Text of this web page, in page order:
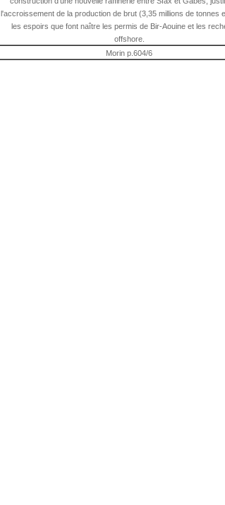
l'accroissement de la production de brut (3,35 millions de tonnes
les espoirs que font naître les permis de Bir-Aouine et les
offshore.
Morin p.604/6